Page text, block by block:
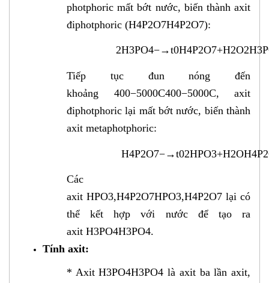
photphoric mất bớt nước, biến thành axit
điphotphoric (H4P2O7H4P2O7):
Tiếp tục đun nóng đến
khoảng 400−5000C400−5000C, axit
điphotphoric lại mất bớt nước, biến thành
axit metaphotphoric:
Các
axit HPO3,H4P2O7HPO3,H4P2O7 lại có
thể kết hợp với nước để tạo ra
axit H3PO4H3PO4.
Tính axit:
* Axit H3PO4H3PO4 là axit ba lần axit,